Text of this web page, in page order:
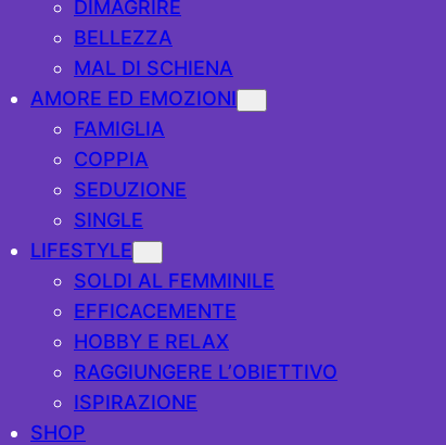
DIMAGRIRE
BELLEZZA
MAL DI SCHIENA
AMORE ED EMOZIONI
FAMIGLIA
COPPIA
SEDUZIONE
SINGLE
LIFESTYLE
SOLDI AL FEMMINILE
EFFICACEMENTE
HOBBY E RELAX
RAGGIUNGERE L’OBIETTIVO
ISPIRAZIONE
SHOP